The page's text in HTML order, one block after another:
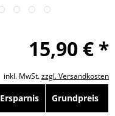
15,90 € *
inkl. MwSt.zzgl. Versandkosten
Ersparnis Grundpreis